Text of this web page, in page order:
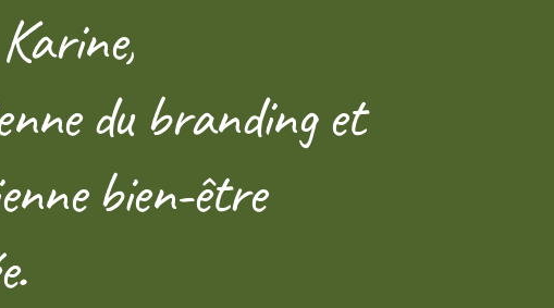
du branding et
bien-être